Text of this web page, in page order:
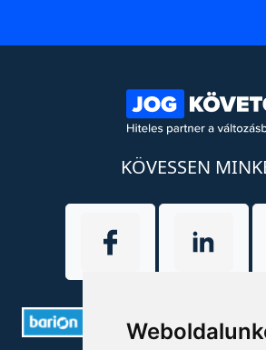
KÖVESSEN